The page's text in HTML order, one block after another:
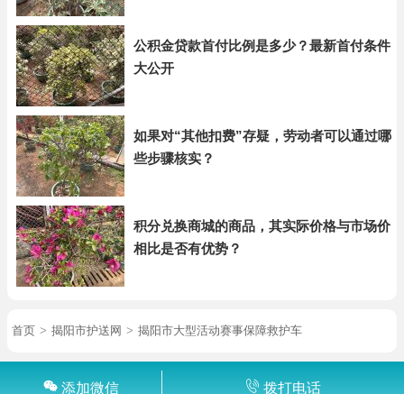
公积金贷款首付比例是多少？最新首付条件
大公开
如果对“其他扣费”存疑，劳动者可以通过哪
些步骤核实？
积分兑换商城的商品，其实际价格与市场价
相比是否有优势？
首页 > 揭阳市护送网 > 揭阳市大型活动赛事保障救护车
添加微信 拨打电话